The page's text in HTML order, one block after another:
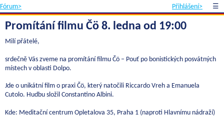
Fórum> Přihlášení> ☰
Promítání filmu Čö 8. ledna od 19:00
Milí přátelé,
srdečně Vás zveme na promítání filmu Čö – Pouť po bonistických posvátných
místech v oblasti Dolpo.
Jde o unikátní film o praxi Čö, který natočili Riccardo Vreh a Emanuela
Cutolo. Hudbu složil Constantino Albini.
Kde: Meditační centrum Opletalova 35, Praha 1 (naproti Hlavnímu nádraží)